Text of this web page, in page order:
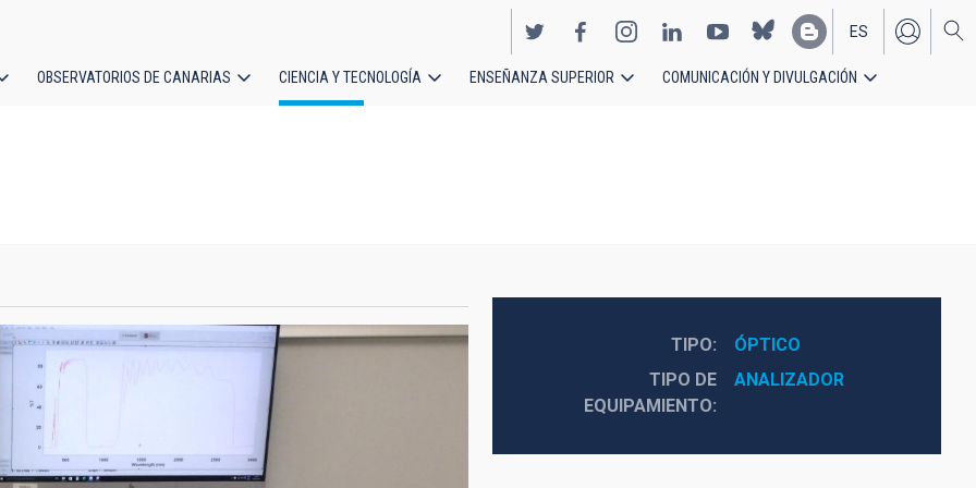
EN
ES
OBSERVATORIOS DE CANARIAS CIENCIA Y TECNOLOGÍA ENSEÑANZA SUPERIOR COMUNICACIÓN Y DIVULGACIÓN
TIPO
ÓPTICO
TIPO DE
EQUIPAMIENTO
ANALIZADOR